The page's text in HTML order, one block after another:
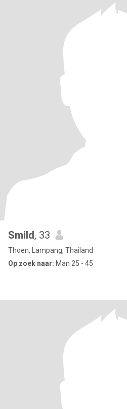
Smild, 33
Thoen, Lampang, Thailand
Op zoek naar: Man 25 - 45